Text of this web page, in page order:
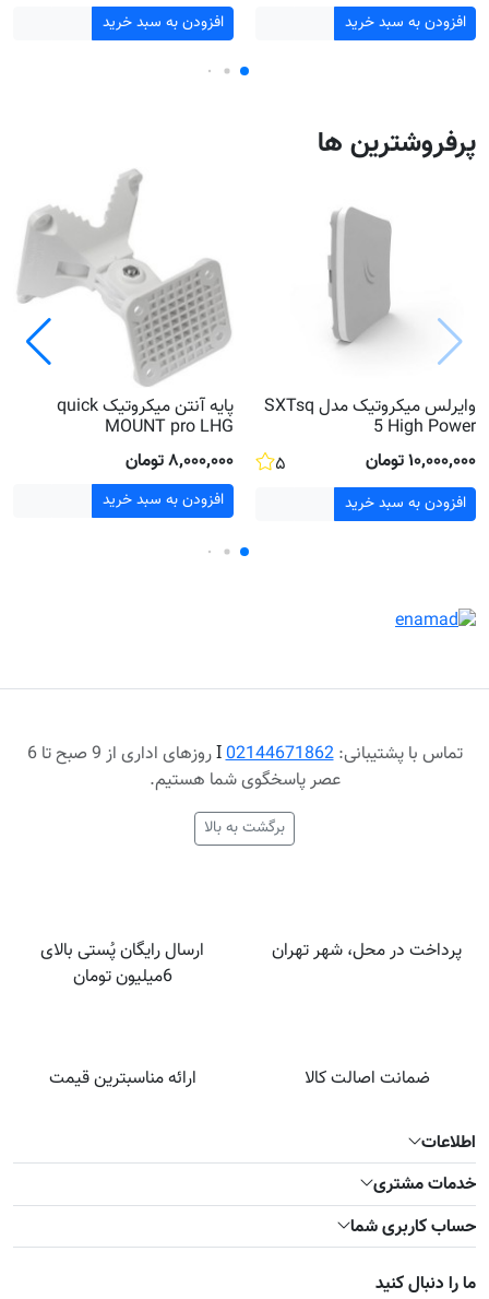
افزودن به سبد خرید افزودن به سبد خرید
پرفروشترین ها
وایرلس میکروتیک مدل SXTsq
5 High Power
۵
۱۰٬۰۰۰٬۰۰۰ تومان
افزودن به سبد خرید
پایه آنتن میکروتیک quick
MOUNT pro LHG
۸٬۰۰۰٬۰۰۰ تومان
افزودن به سبد خرید
تماس با پشتیبانی:02144671862
Ι
روزهای اداری از 9 صبح تا 6
عصر پاسخگوی شما هستیم.
برگشت به بالا
پرداخت در محل، شهر تهران
ارسال رایگان پُستی بالای
6میلیون تومان
ضمانت اصالت کالا ارائه مناسبترین قیمت
اطلاعات
خدمات مشتری
حساب کاربری شما
ما را دنبال کنید